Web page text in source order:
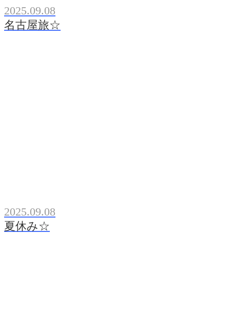
2025.09.08
名古屋旅☆
2025.09.08
夏休み☆